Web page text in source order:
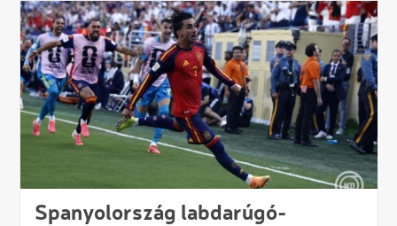
Spanyolország labdarúgó-